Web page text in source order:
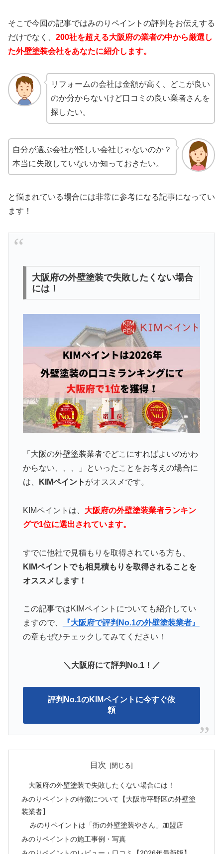
そこで今回の記事ではみのりペイントの評判をお伝えする
だけでなく、 200社を超える大阪府の業者の中から厳選し
た外壁塗装会社をあなたに紹介します。
リフォームの会社は金額が高く、どこが良い
のか分からないけど口コミの良い業者さんを
探したい。
自分が選ぶ会社が怪しい会社じゃないのか？
本当に失敗していないか知っておきたい。
と悩まれている場合には非常に参考になる記事になってい
ます！
大阪府の外壁塗装で失敗したくない場合
には！
「大阪の外壁塗装業者でどこにすればよいのかわ
からない、、、」といったことをお考えの場合に
は、
KIMペイント がオススメです。
KIMペイントは、 大阪府の外壁塗装業者ランキン
グで1位に選出されています。
すでに他社で見積もりを取得されている方も、
KIMペイントでも相見積もりを取得されることを
オススメします！
この記事ではKIMペイントについても紹介してい
ますので、
『大阪府で評判No.1の外壁塗装業者』
の章もぜひチェックしてみてください！
＼大阪府にて評判No.1！／
評判No.1のKIMペイントに今すぐ依
頼
目次
大阪府の外壁塗装で失敗したくない場合には！
みのりペイントの特徴について【大阪市平野区の外壁塗
装業者】
みのりペイントは「街の外壁塗装やさん」加盟店
みのりペイントの施工事例・写真